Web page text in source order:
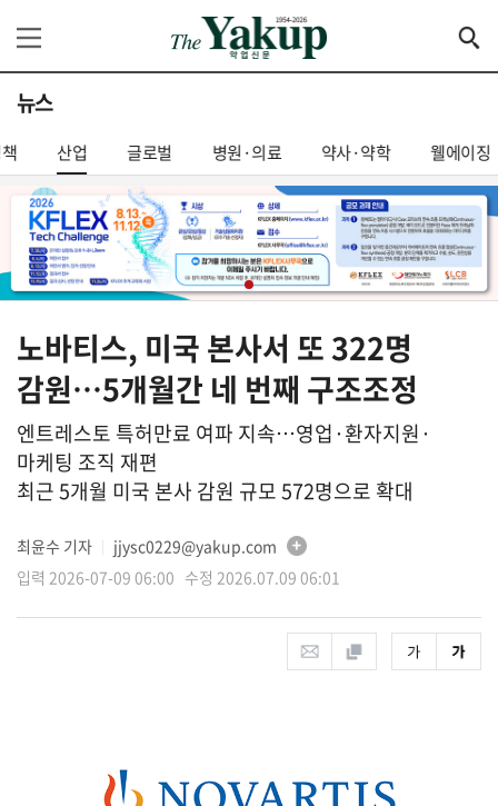
뉴스
산업 글로벌 병원·의료 약사·약학 웰에이징
노바티스, 미국 본사서 또 322명
감원…5개월간 네 번째 구조조정
엔트레스토 특허만료 여파 지속…영업·환자지원·
마케팅 조직 재편
최근 5개월 미국 본사 감원 규모 572명으로 확대
최윤수 기자
jjysc0229@yakup.com
입력 2026-07-09 06:00 수정 2026.07.09 06:01